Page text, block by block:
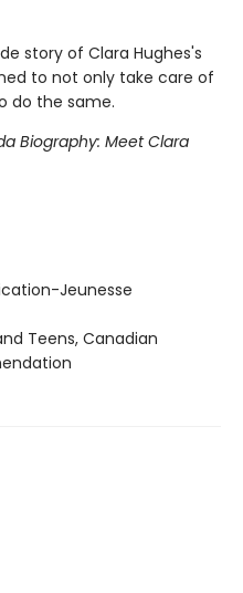
story of Clara Hughes's
to not only take care of
do the same.
Biography: Meet Clara
Jeunesse
Teens, Canadian